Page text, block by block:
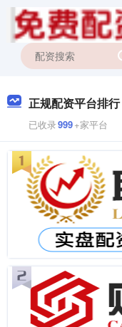
正规配资平台排行
已收录999+家平台